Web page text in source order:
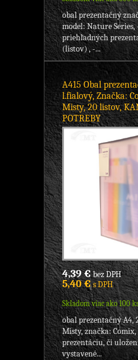
obal prezentačný
model: Nature
priehľadných
(listov) , -...
A415 Obal
l.fialový, Značka:
Misty, 20 listov,
POTREBY
4,39 €bez DPH
5,40 €s DPH
Skladom viac ako 100
obal prezentačný A4,
Misty, značka:
prezentáciu, či
vystavené...